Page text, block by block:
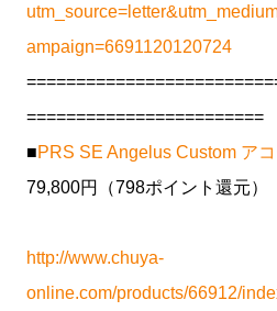
ampaign=6691120120724
========================
■PRS SE Angelus Custom ア
79,800円（798ポイント還元）
http://www.chuya-
online.com/products/66912/